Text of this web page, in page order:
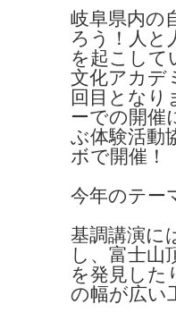
岐阜県内の
ろう！人と
を起こして
文化アカデ
回目とな
ーでの開催
ぶ体験活動
ボで開催！
今年のテー
基調講演に
し、富士山
を発見した
の幅が広い